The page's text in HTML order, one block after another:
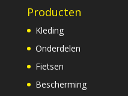
Producten
Kleding
Onderdelen
Fietsen
Bescherming